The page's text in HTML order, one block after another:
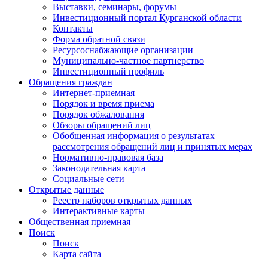
Выставки, семинары, форумы
Инвестиционный портал Курганской области
Контакты
Форма обратной связи
Ресурсоснабжающие организации
Муниципально-частное партнерство
Инвестиционный профиль
Обращения граждан
Интернет-приемная
Порядок и время приема
Порядок обжалования
Обзоры обращений лиц
Обобщенная информация о результатах
рассмотрения обращений лиц и принятых мерах
Нормативно-правовая база
Законодательная карта
Социальные сети
Открытые данные
Реестр наборов открытых данных
Интерактивные карты
Общественная приемная
Поиск
Поиск
Карта сайта